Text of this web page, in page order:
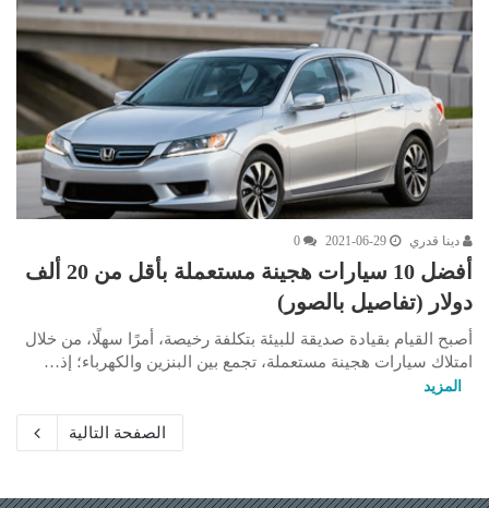
دينا قدري 2021-06-29
0
أفضل 10 سيارات هجينة مستعملة بأقل من 20 ألف
دولار (تفاصيل بالصور)
أصبح القيام بقيادة صديقة للبيئة بتكلفة رخيصة، أمرًا سهلًا، من خلال
امتلاك سيارات هجينة مستعملة، تجمع بين البنزين والكهرباء؛ إذ…
المزيد
الصفحة التالية